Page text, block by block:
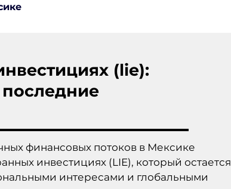
(lie):
финансовых потоков в Мексике
инвестициях (LIE), который остается
интересами и глобальными